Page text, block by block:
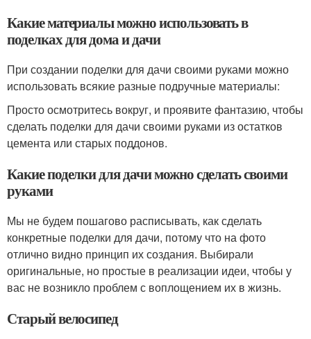
Какие материалы можно использовать в
поделках для дома и дачи
При создании поделки для дачи своими руками можно
использовать всякие разные подручные материалы:
Просто осмотритесь вокруг, и проявите фантазию, чтобы
сделать поделки для дачи своими руками из остатков
цемента или старых поддонов.
Какие поделки для дачи можно сделать своими
руками
Мы не будем пошагово расписывать, как сделать
конкретные поделки для дачи, потому что на фото
отлично видно принцип их создания. Выбирали
оригинальные, но простые в реализации идеи, чтобы у
вас не возникло проблем с воплощением их в жизнь.
Старый велосипед